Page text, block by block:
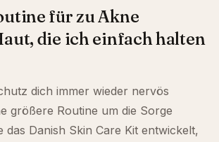
für zu Akne
die ich einfach halten
dich immer wieder nervös
größere Routine um die Sorge
das Danish Skin Care Kit entwickelt,